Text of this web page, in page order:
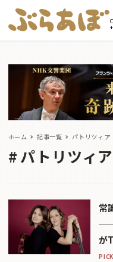
ホーム 記事一覧 パトリツィア
パトリツィ
常
──
が